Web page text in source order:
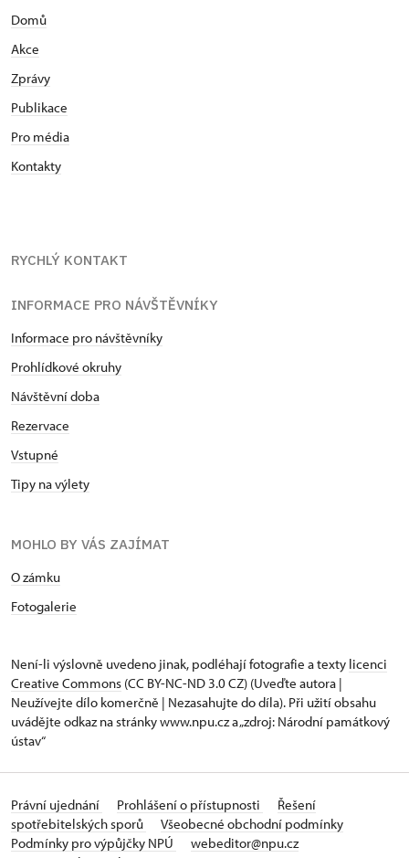
Domů
Akce
Zprávy
Publikace
Pro média
Kontakty
RYCHLÝ KONTAKT
INFORMACE PRO NÁVŠTĚVNÍKY
Informace pro návštěvníky
Prohlídkové okruhy
Návštěvní doba
Rezervace
Vstupné
Tipy na výlety
MOHLO BY VÁS ZAJÍMAT
O zámku
Fotogalerie
Není-li výslovně uvedeno jinak, podléhají fotografie a texty licenci
Creative Commons (CC BY-NC-ND 3.0 CZ) (Uveďte autora |
Neužívejte dílo komerčně | Nezasahujte do díla). Při užití obsahu
uvádějte odkaz na stránky www.npu.cz a „zdroj: Národní památkový
ústav“
Právní ujednání Prohlášení o přístupnosti
Řešení
spotřebitelských sporů
Všeobecné obchodní podmínky
Podmínky pro výpůjčky NPÚ
webeditor@npu.cz